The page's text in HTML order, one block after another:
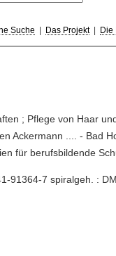
Suche Das Projekt| Die
; Pflege von Haar
Ackermann .... - Bad
für berufsbildende
91364-7 spiralgeh. :